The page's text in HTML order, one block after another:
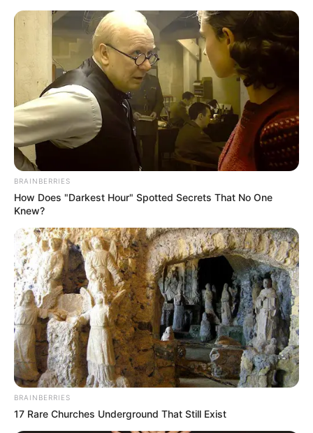
INSPIRASI
STYLE
FILM &
SERIES
NGAKAK
QUOTES
HYPE
MORE
BRAINBERRIES
How Does "Darkest Hour" Spotted Secrets That No One
Knew?
BRAINBERRIES
17 Rare Churches Underground That Still Exist